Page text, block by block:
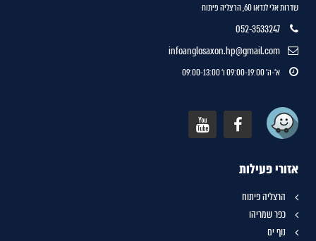
שדרות אלי לנדאו 60, הרצליה פיתוח
052-3533247
infoanglosaxon.hp@gmail.com
א'-ה' 09:00-19:00 ו' 09:00-13:00
אזורי פעילות
הרצליה פיתוח
כפר שמריהו
נוף ים